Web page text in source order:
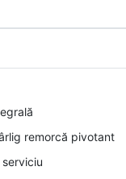
remorcă pivotant